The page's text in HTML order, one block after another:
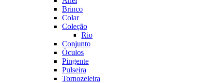
Brinco
Colar
Coleção
Rio
Conjunto
Óculos
Pingente
Pulseira
Tornozeleira